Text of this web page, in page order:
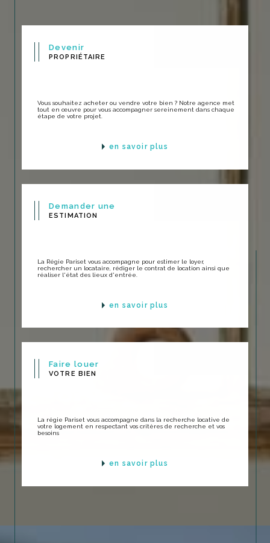
Devenir
PROPRIÉTAIRE
Vous souhaitez acheter ou vendre votre bien ? Notre agence met
tout en œuvre pour vous accompagner sereinement dans chaque
étape de votre projet.
en savoir plus
Demander une
ESTIMATION
La Régie Pariset vous accompagne pour estimer le loyer,
rechercher un locataire, rédiger le contrat de location ainsi que
réaliser l'état des lieux d'entrée.
en savoir plus
Faire louer
VOTRE BIEN
La régie Pariset vous accompagne dans la recherche locative de
votre logement en respectant vos critères de recherche et vos
besoins
en savoir plus